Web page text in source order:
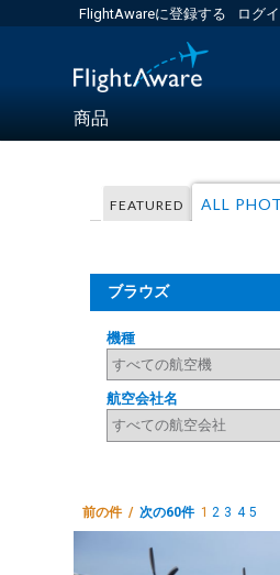
FlightAwareに登録する ログ
商品
FEATURED ALL
ブラウズ
機種
航空会社名
前の件 /次の60件1 2 3 4 5